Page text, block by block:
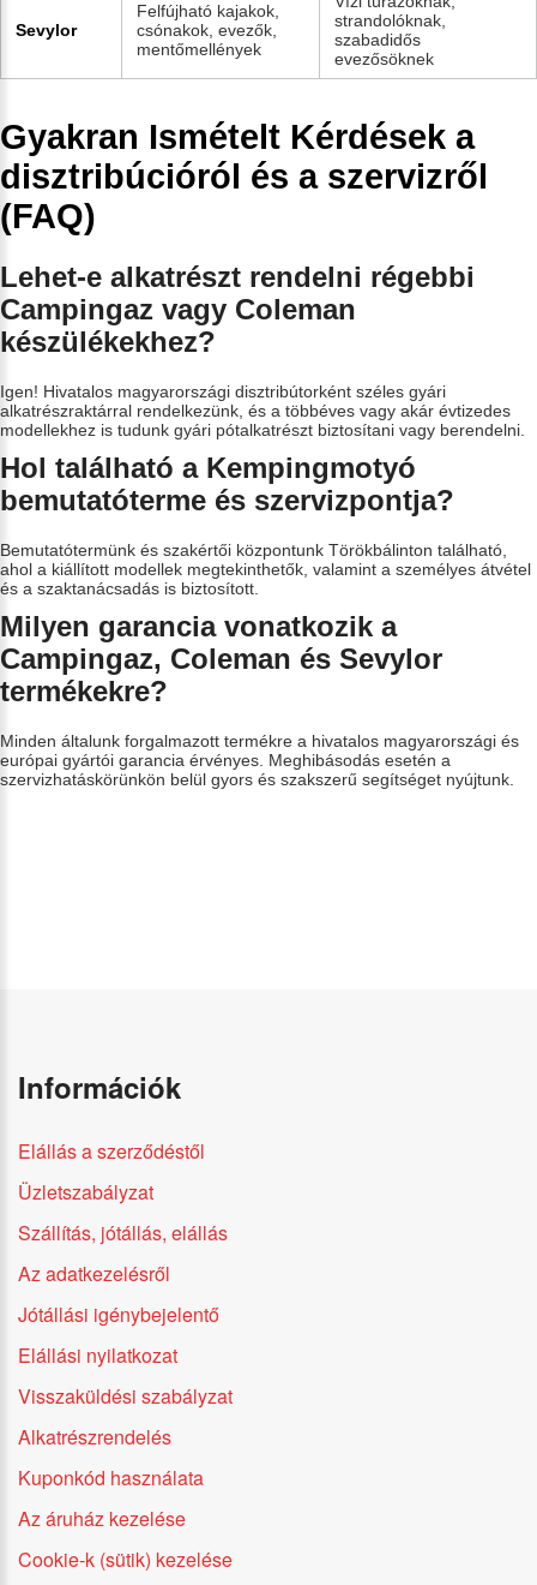
Sevylor
Felfújható kajakok,
csónakok, evezők,
mentőmellények
strandolóknak,
szabadidős
evezősöknek
Gyakran Ismételt Kérdések a
disztribúcióról és a szervizről
(FAQ)
Lehet-e alkatrészt rendelni régebbi
Campingaz vagy Coleman
készülékekhez?
Igen! Hivatalos magyarországi disztribútorként széles gyári
alkatrészraktárral rendelkezünk, és a többéves vagy akár évtizedes
modellekhez is tudunk gyári pótalkatrészt biztosítani vagy berendelni.
Hol található a Kempingmotyó
bemutatóterme és szervizpontja?
Bemutatótermünk és szakértői központunk Törökbálinton található,
ahol a kiállított modellek megtekinthetők, valamint a személyes átvétel
és a szaktanácsadás is biztosított.
Milyen garancia vonatkozik a
Campingaz, Coleman és Sevylor
termékekre?
Minden általunk forgalmazott termékre a hivatalos magyarországi és
európai gyártói garancia érvényes. Meghibásodás esetén a
szervizhatáskörünkön belül gyors és szakszerű segítséget nyújtunk.
Információk
Elállás a szerződéstől
Üzletszabályzat
Szállítás, jótállás, elállás
Az adatkezelésről
Jótállási igénybejelentő
Elállási nyilatkozat
Visszaküldési szabályzat
Alkatrészrendelés
Kuponkód használata
Az áruház kezelése
Cookie-k (sütik) kezelése